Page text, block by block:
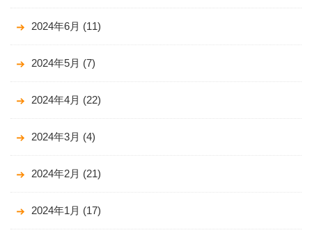
2024年6月 (11)
2024年5月 (7)
2024年4月 (22)
2024年3月 (4)
2024年2月 (21)
2024年1月 (17)